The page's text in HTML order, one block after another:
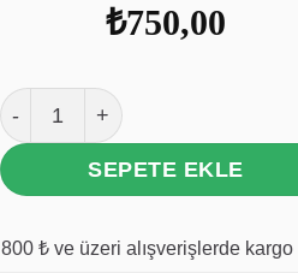
₺750,00
Whiskas Ton Balıklı ve
SEPETE EKLE
800 ₺ ve üzeri alışverişlerde kargo